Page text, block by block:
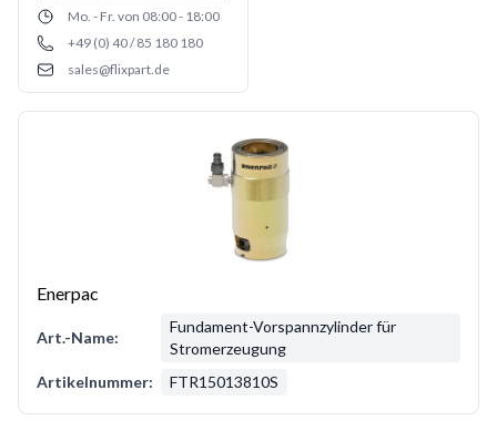
Opening hours
Mo. - Fr. von 08:00 - 18:00
Phone number
+49 (0) 40 / 85 180 180
Emailsales@flixpart.de
Enerpac
Art.-Name:
Fundament-Vorspannzylinder für
Stromerzeugung
Artikelnummer:
FTR15013810S